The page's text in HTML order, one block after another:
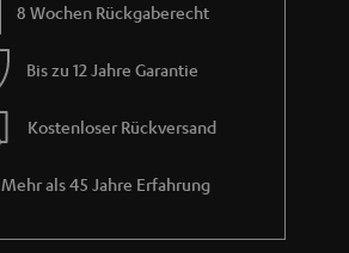
8 Wochen Rückgaberecht
Bis zu 12 Jahre Garantie
Kostenloser Rückversand
Mehr als 45 Jahre Erfahrung